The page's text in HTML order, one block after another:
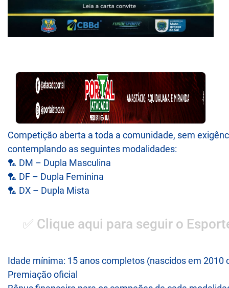
Competição aberta a toda a comunidade, sem
contemplando as seguintes modalidades:
🏸 DM – Dupla Masculina
🏸 DF – Dupla Feminina
🏸 DX – Dupla Mista
✅ Clique aqui para seguir o
Idade mínima: 15 anos completos (nascidos em 2010
Premiação oficial